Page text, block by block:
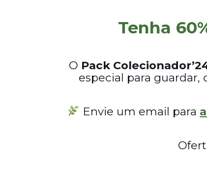
Tenha
O Pack
especial para guardar,
Envie um email para